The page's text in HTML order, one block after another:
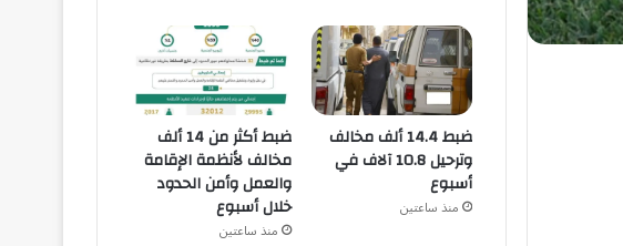
ضبط 14.4 ألف مخالف
وترحيل 10.8 آلاف في
أسبوع
منذ ساعتين
ضبط أكثر من 14 ألف
مخالف لأنظمة الإقامة
والعمل وأمن الحدود
خلال أسبوع
منذ ساعتين